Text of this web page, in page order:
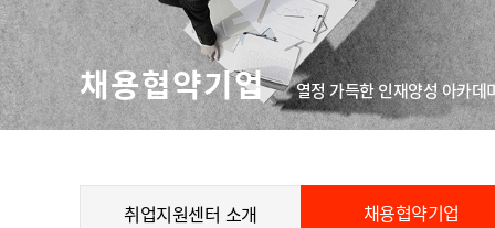
채용협약기업 열정 가득한 인재양성 아카데
취업지원센터 소개 채용협약기업